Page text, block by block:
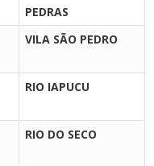
PEDRAS
VILA SÃO PEDRO
RIO IAPUCU
RIO DO SECO